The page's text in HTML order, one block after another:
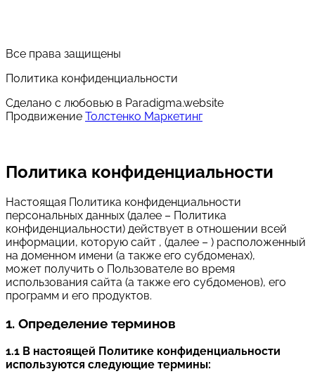
Все права защищены
Политика конфиденциальности
Сделано с любовью в Paradigma.website
Продвижение Толстенко Маркетинг
Политика конфиденциальности
Настоящая Политика конфиденциальности
персональных данных (далее – Политика
конфиденциальности) действует в отношении всей
информации, которую сайт , (далее – ) расположенный
на доменном имени (а также его субдоменах),
может получить о Пользователе во время
использования сайта (а также его субдоменов), его
программ и его продуктов.
1. Определение терминов
1.1 В настоящей Политике конфиденциальности
используются следующие термины: